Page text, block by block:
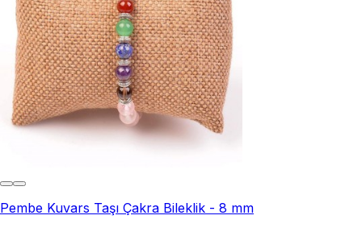
Pembe Kuvars Taşı Çakra Bileklik - 8 mm